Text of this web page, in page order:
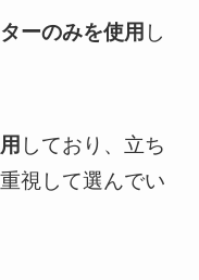
ーのみを使用 し
しており、立ち
視して選んでい